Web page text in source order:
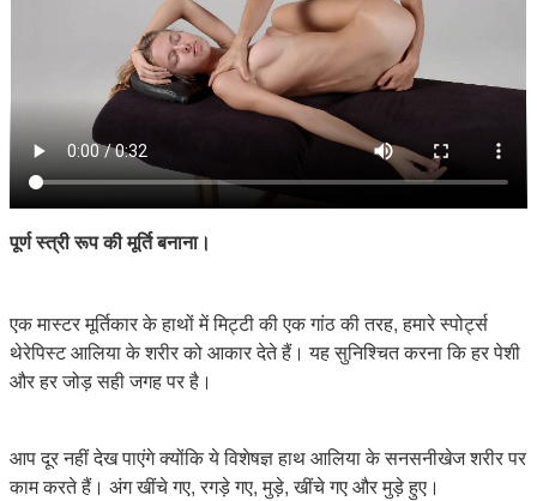
पूर्ण स्त्री रूप की मूर्ति बनाना।
एक मास्टर मूर्तिकार के हाथों में मिट्टी की एक गांठ की तरह, हमारे स्पोर्ट्स
थेरेपिस्ट आलिया के शरीर को आकार देते हैं। यह सुनिश्चित करना कि हर पेशी
और हर जोड़ सही जगह पर है।
आप दूर नहीं देख पाएंगे क्योंकि ये विशेषज्ञ हाथ आलिया के सनसनीखेज शरीर पर
काम करते हैं। अंग खींचे गए, रगड़े गए, मुड़े, खींचे गए और मुड़े हुए।